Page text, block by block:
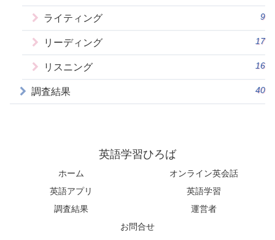
ライティング 9
リーディング 17
リスニング 16
調査結果 40
英語学習ひろば
ホーム
オンライン英会話
英語アプリ
英語学習
調査結果
運営者
お問合せ